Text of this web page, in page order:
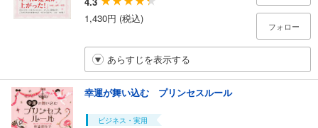
1,430円 (税込)
フォロー
あらすじを表示する
幸運が舞い込む プリンセスルール
ビジネス・実用